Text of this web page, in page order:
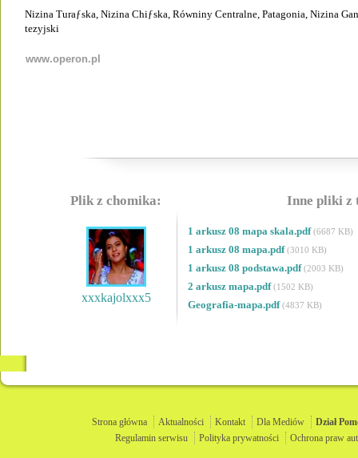
Nizina Turaƒska, Nizina Chiƒska, Równiny Centralne, Patagonia, Nizina
tezyjski
www.operon.pl
Plik z chomika:
xxxkajolxxx5
Inne pliki z
1 arkusz 08 mapa skala.pdf(6687 KB)
1 arkusz 08 mapa.pdf(3010 KB)
1 arkusz 08 podstawa.pdf(2003 KB)
2 arkusz mapa.pdf(1502 KB)
Geografia-mapa.pdf(4837 KB)
Strona główna Aktualności Kontakt Dla Mediów Dział
Regulamin serwisu
Polityka prywatności Ochrona praw